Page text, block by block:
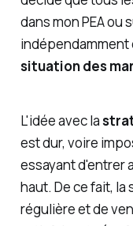
dans mon PEA ou
indépendamment
situation des
L'idée avec la
est dur, voire
essayant d'entrer
haut. De ce fait,
régulière et de